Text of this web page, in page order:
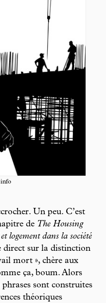
Un peu. C’est
de The Housing
logement dans la société
direct sur la distinction
mort », chère aux
ça, boum. Alors
sont construites
théoriques